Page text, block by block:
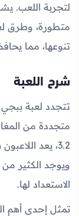
لتجربة اللعب.
متطورة، وطرق
تنوعها، مما
شرح اللعبة
تتجدد لعبة
متجددة من
3.2، يعد
ويوجد الكثير من
الاستعداد لها.